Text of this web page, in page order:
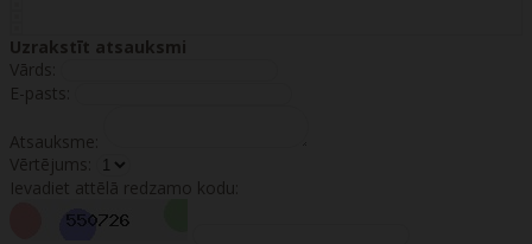
Uzrakstīt atsauksmi
Vārds:
E-pasts:
Atsauksme:
Vērtējums:
Ievadiet attēlā redzamo kodu: